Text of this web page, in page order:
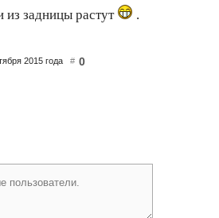
задницы растут .
2015 года # 0